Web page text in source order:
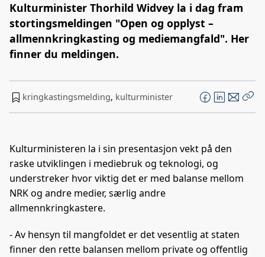
Kulturminister Thorhild Widvey la i dag fram
stortingsmeldingen "Open og opplyst –
allmennkringkasting og mediemangfald". Her
finner du meldingen.
kringkastingsmelding, kulturminister
F
a
e
b
o
L
i
k
e
d
E
-
o
t
Kulturministeren la i sin presentasjon vekt på den
raske utviklingen i mediebruk og teknologi, og
understreker hvor viktig det er med balanse mellom
NRK og andre medier, særlig andre
allmennkringkastere.
- Av hensyn til mangfoldet er det vesentlig at staten
finner den rette balansen mellom private og offentlig